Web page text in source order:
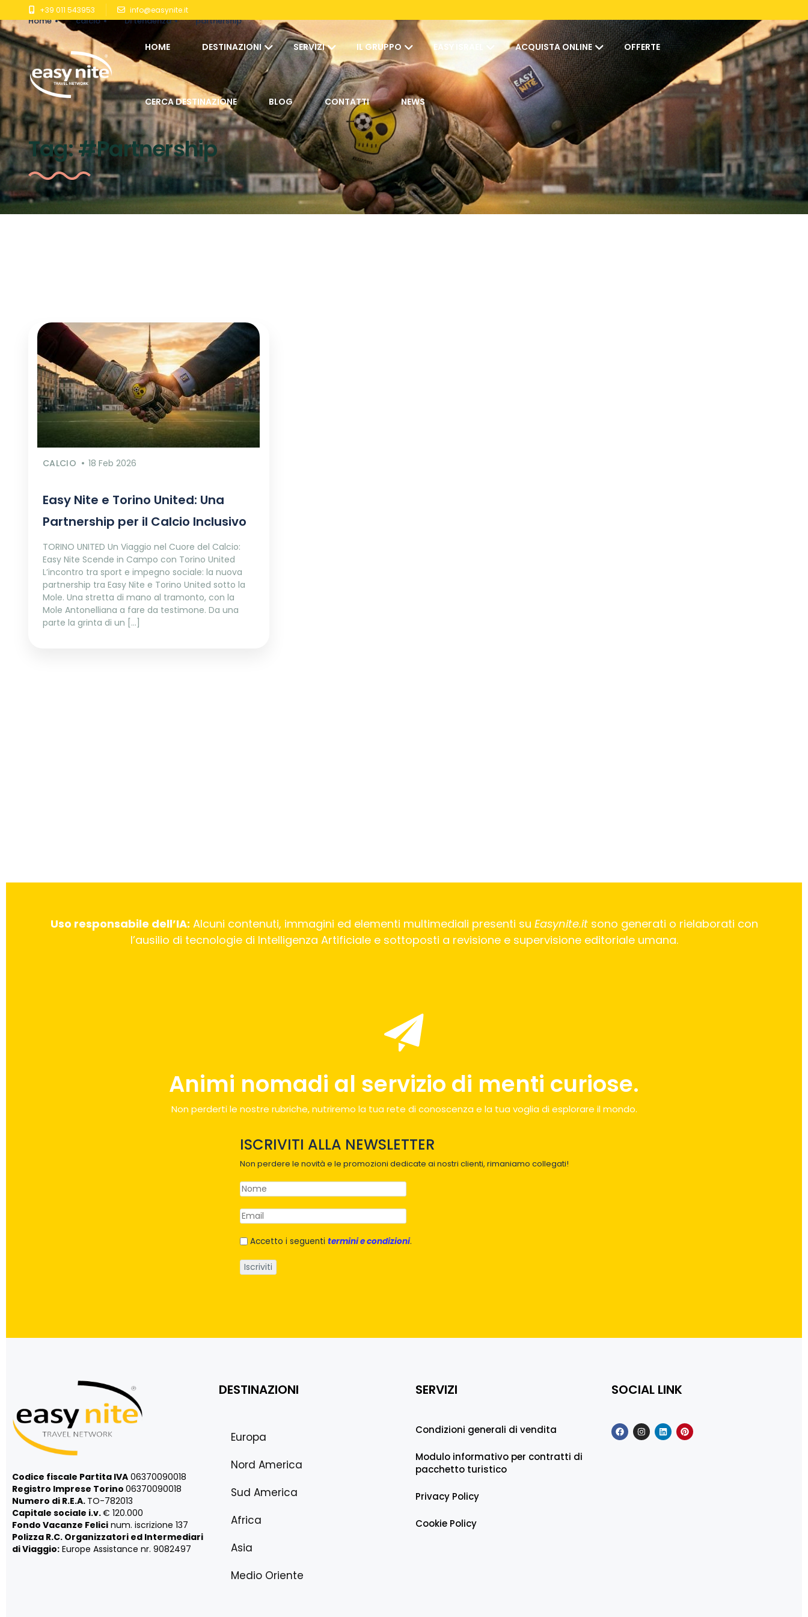
+39 011 543953 info@easynite.it
HOME DESTINAZIONI SERVIZI IL GRUPPO EASY ISRAEL ACQUISTA ONLINE OFFERTE
CERCA DESTINAZIONE BLOG CONTATTI NEWS
Tag:#Partnership
Home calcio Di tendenza partnership
CALCIO 18 Feb 2026
Easy Nite e Torino United: Una
Partnership per il Calcio Inclusivo
TORINO UNITED Un Viaggio nel Cuore del Calcio:
Easy Nite Scende in Campo con Torino United
L’incontro tra sport e impegno sociale: la nuova
partnership tra Easy Nite e Torino United sotto la
Mole. Una stretta di mano al tramonto, con la
Mole Antonelliana a fare da testimone. Da una
parte la grinta di un […]
Uso responsabile dell’IA: Alcuni contenuti, immagini ed elementi multimediali presenti su Easynite.itsono generati o rielaborati con
l’ausilio di tecnologie di Intelligenza Artificiale e sottoposti a revisione e supervisione editoriale umana.
Animi nomadi al servizio di menti curiose.
Non perderti le nostre rubriche, nutriremo la tua rete di conoscenza e la tua voglia di esplorare il mondo.
ISCRIVITI ALLA NEWSLETTER
Non perdere le novità e le promozioni dedicate ai nostri clienti, rimaniamo collegati!
Accetto i seguenti termini e condizioni.
Codice fiscale Partita IVA 06370090018
Registro Imprese Torino 06370090018
Numero di R.E.A. TO-782013
Capitale sociale i.v.€ 120.000
Fondo Vacanze Felici num. iscrizione 137
Polizza R.C. Organizzatori ed Intermediari
di Viaggio: Europe Assistance nr. 9082497
DESTINAZIONI
Europa
Nord America
Sud America
Africa
Asia
Medio Oriente
SERVIZI
Condizioni generali di vendita
Modulo informativo per contratti di
pacchetto turistico
Privacy Policy
Cookie Policy
SOCIAL LINK